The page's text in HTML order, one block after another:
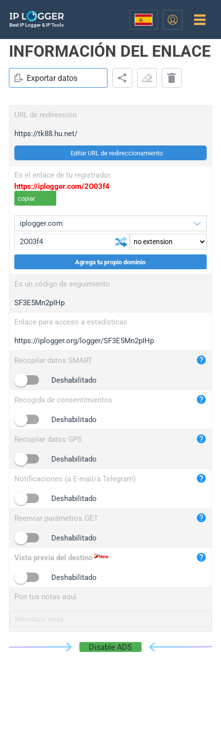
Best IP Logger & IP Tools
INFORMACIÓN DEL ENLACE
Exportar datos
URL de redirección
https://tk88.hu.net/
Editar URL de redireccionamiento
Es el enlace de tu registrador
https://iplogger.com/2O03f4
copiar
wl.gl
ed.tc
iplogger.com
maper.info
2no.co
yip.su
iplogger.info
Agrega tu propio dominio
Es un código de seguimiento
SF3E5Mn2pIHp
Enlace para acceso a estadísticas
https://iplogger.org/logger/SF3E5Mn2pIHp
Recopilar datos SMART
Deshabilitado
Recogida de consentimientos
Deshabilitado
Recopilar datos GPS
Deshabilitado
Notificaciones (a E-mail/a Telegram)
Deshabilitado
Reenviar parámetros GET
Deshabilitado
Vista previa del destino
Deshabilitado
Pon tus notas aquí
Disable ADS